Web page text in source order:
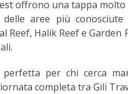
offrono una tappa
aree più conosciute
Reef, Halik Reef e
perfetta per chi cerca
completa tra Gili